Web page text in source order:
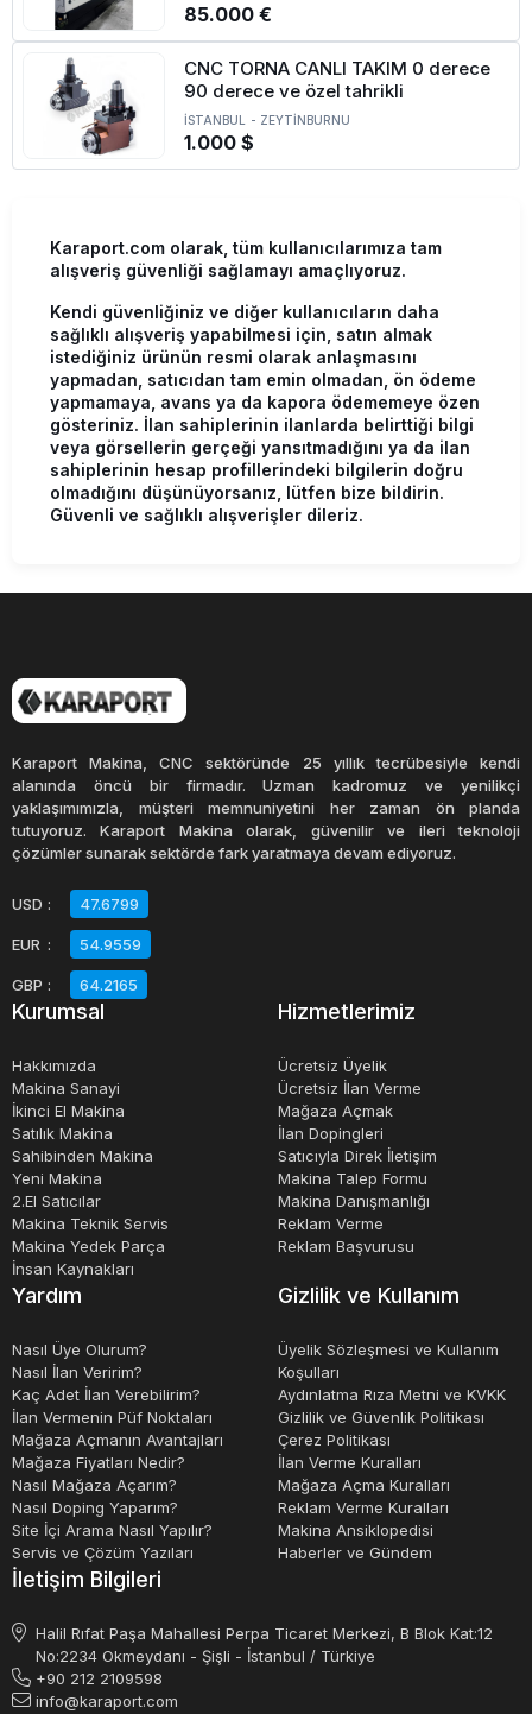
85.000 €
CNC TORNA CANLI TAKIM 0 derece
90 derece ve özel tahrikli
İSTANBUL - ZEYTİNBURNU
1.000 $
Karaport.com olarak, tüm kullanıcılarımıza tam
alışveriş güvenliği sağlamayı amaçlıyoruz.
Kendi güvenliğiniz ve diğer kullanıcıların daha
sağlıklı alışveriş yapabilmesi için, satın almak
istediğiniz ürünün resmi olarak anlaşmasını
yapmadan, satıcıdan tam emin olmadan, ön ödeme
yapmamaya, avans ya da kapora ödememeye özen
gösteriniz. İlan sahiplerinin ilanlarda belirttiği bilgi
veya görsellerin gerçeği yansıtmadığını ya da ilan
sahiplerinin hesap profillerindeki bilgilerin doğru
olmadığını düşünüyorsanız, lütfen bize bildirin.
Güvenli ve sağlıklı alışverişler dileriz.
Karaport Makina, CNC sektöründe 25 yıllık tecrübesiyle kendi
alanında öncü bir firmadır. Uzman kadromuz ve yenilikçi
yaklaşımımızla, müşteri memnuniyetini her zaman ön planda
tutuyoruz. Karaport Makina olarak, güvenilir ve ileri teknoloji
çözümler sunarak sektörde fark yaratmaya devam ediyoruz.
USD : 47.6799
EUR : 54.9559
GBP : 64.2165
Kurumsal
Hakkımızda
Makina Sanayi
İkinci El Makina
Satılık Makina
Sahibinden Makina
Yeni Makina
2.El Satıcılar
Makina Teknik Servis
Makina Yedek Parça
İnsan Kaynakları
Hizmetlerimiz
Ücretsiz Üyelik
Ücretsiz İlan Verme
Mağaza Açmak
İlan Dopingleri
Satıcıyla Direk İletişim
Makina Talep Formu
Makina Danışmanlığı
Reklam Verme
Reklam Başvurusu
Yardım
Nasıl Üye Olurum?
Nasıl İlan Veririm?
Kaç Adet İlan Verebilirim?
İlan Vermenin Püf Noktaları
Mağaza Açmanın Avantajları
Mağaza Fiyatları Nedir?
Nasıl Mağaza Açarım?
Nasıl Doping Yaparım?
Site İçi Arama Nasıl Yapılır?
Servis ve Çözüm Yazıları
Gizlilik ve Kullanım
Üyelik Sözleşmesi ve Kullanım
Koşulları
Aydınlatma Rıza Metni ve KVKK
Gizlilik ve Güvenlik Politikası
Çerez Politikası
İlan Verme Kuralları
Mağaza Açma Kuralları
Reklam Verme Kuralları
Makina Ansiklopedisi
Haberler ve Gündem
İletişim Bilgileri
Halil Rıfat Paşa Mahallesi Perpa Ticaret Merkezi, B Blok Kat:12
No:2234 Okmeydanı - Şişli - İstanbul / Türkiye
+90 212 2109598
info@karaport.com